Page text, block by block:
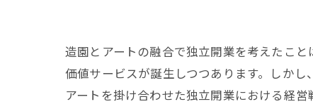
造園とアートの融合で独立開業を考えたこ
価値サービスが誕生しつつあります。しか
アートを掛け合わせた独立開業における経